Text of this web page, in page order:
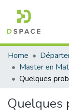
Communities &
All of DSpace
Statistics
Home
Master en
Quelques